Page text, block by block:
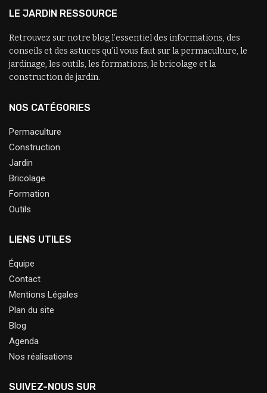
LE JARDIN RESSOURCE
Retrouvez sur notre blog l’essentiel des informations, des
conseils et des astuces qu’il vous faut sur la permaculture, le
jardinage, les outils, les formations, le bricolage et la
construction de jardin.
NOS CATÉGORIES
Permaculture
Construction
Jardin
Bricolage
Formation
Outils
LIENS UTILES
Équipe
Contact
Mentions Légales
Plan du site
Blog
Agenda
Nos réalisations
SUIVEZ-NOUS SUR